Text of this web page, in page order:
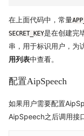
在上面代码中，常量
SECRET_KEY是在创建完
串，用于标识用户，为
用列表中查看。
配置AipSpeech
如果用户需要配置
AipSpeech之后调用接